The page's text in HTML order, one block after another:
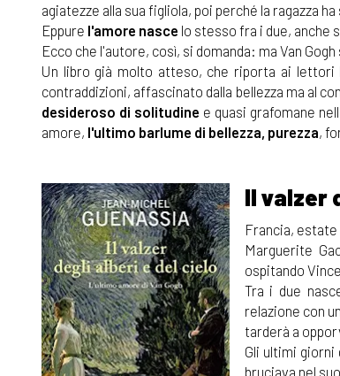
agiatezze alla sua figliola, poi perché la ragazza
Eppure l'amore nasce lo stesso fra i due, anche
Ecco che l'autore, così, si domanda: ma Van
Un libro già molto atteso, che riporta ai
contraddizioni, affascinato dalla bellezza ma al
desideroso di solitudine e quasi grafomane
amore, l'ultimo barlume di bellezza, purezza,
Il valzer
Francia, estate
Marguerite
ospitando
Tra i due
relazione con
tarderà a
Gli ultimi giorni
bruciava nel